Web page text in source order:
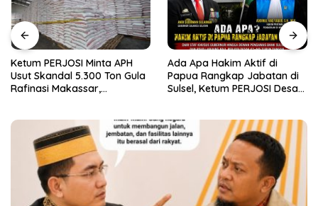
Ketum PERJOSI Minta APH
Usut Skandal 5.300 Ton Gula
Rafinasi Makassar,
Ada Apa Hakim Aktif di
Papua Rangkap Jabatan di
Sulsel, Ketum PERJOSI Desak